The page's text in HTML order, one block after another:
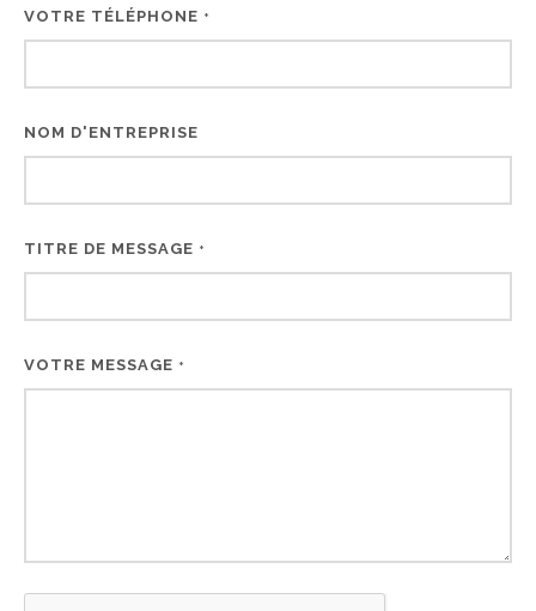
VOTRE TÉLÉPHONE *
NOM D'ENTREPRISE
TITRE DE MESSAGE *
VOTRE MESSAGE *